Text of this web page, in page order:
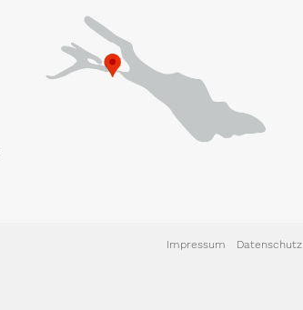
Impressum Datenschutz